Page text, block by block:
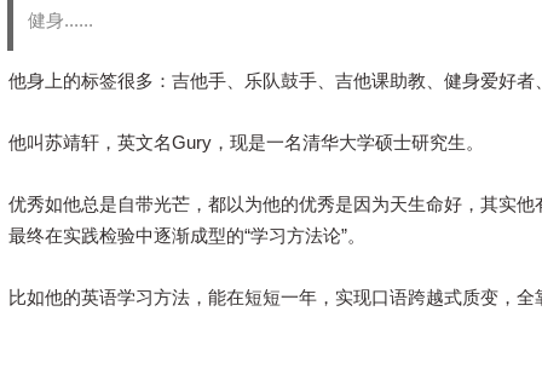
健身......
他身上的标签很多：吉他手、乐队鼓手、吉他课助教、健身爱好者
他叫苏靖轩，英文名Gury，现是一名清华大学硕士研究生。
优秀如他总是自带光芒，都以为他的优秀是因为天生命好，其实
最终在实践检验中逐渐成型的“学习方法论”。
比如他的英语学习方法，能在短短一年，实现口语跨越式质变，全